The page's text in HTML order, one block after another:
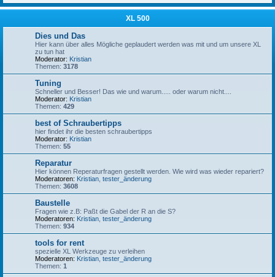
XL 500
Dies und Das
Hier kann über alles Mögliche geplaudert werden was mit und um unsere XL
zu tun hat
Moderator: Kristian
Themen: 3178
Tuning
Schneller und Besser! Das wie und warum..... oder warum nicht....
Moderator: Kristian
Themen: 429
best of Schraubertipps
hier findet ihr die besten schraubertipps
Moderator: Kristian
Themen: 55
Reparatur
Hier können Reperaturfragen gestellt werden. Wie wird was wieder repariert?
Moderatoren: Kristian tester_änderung
Themen: 3608
Baustelle
Fragen wie z.B: Paßt die Gabel der R an die S?
Moderatoren: Kristian tester_änderung
Themen: 934
tools for rent
spezielle XL Werkzeuge zu verleihen
Moderatoren: Kristian tester_änderung
Themen: 1